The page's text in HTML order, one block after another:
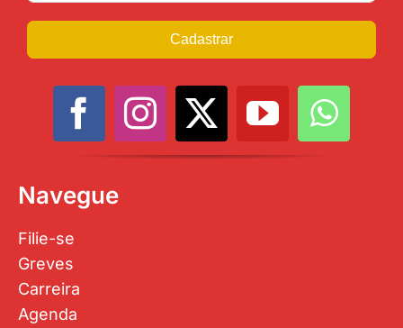
Cadastrar
Navegue
Filie-se
Greves
Carreira
Agenda